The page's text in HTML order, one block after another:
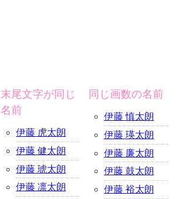
末尾文字が同じ
名前
伊藤 虎太朗
伊藤 健太朗
伊藤 琥太朗
伊藤 凛太朗
同じ画数の名前
伊藤 慎太朗
伊藤 瑛太朗
伊藤 廉太朗
伊藤 鼓太朗
伊藤 裕太朗